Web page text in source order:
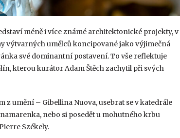
méně i více známé architektonické projekty, v
výtvarných umělců koncipované jako výjimečná
své dominantní postavení. To vše reflektuje
kterou kurátor Adam Štěch zachytil při svých
z umění – Gibellina Nuova, usebrat se v katedrále
nebo si posedět u mohutného krbu
Székely.